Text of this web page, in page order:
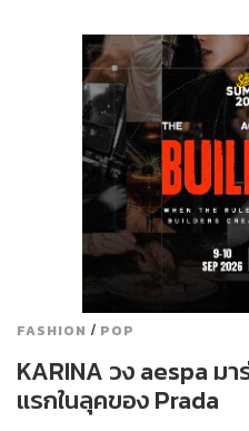
FASHION / POP
KARINA วง aespa ม
แรกในลุคของ Prada